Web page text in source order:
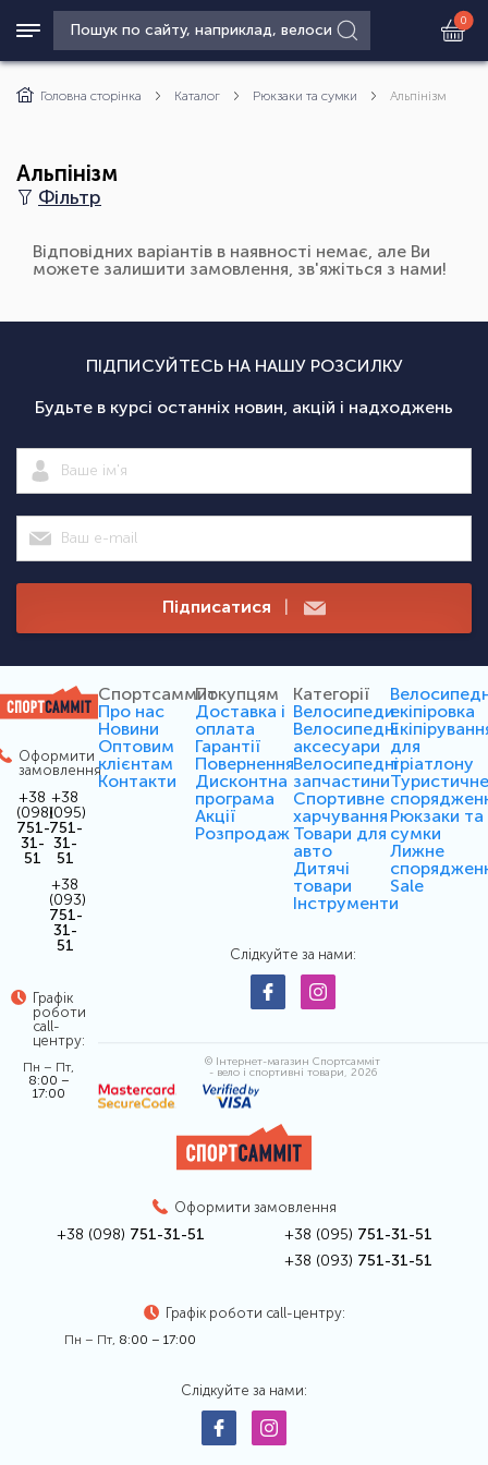
0
Головна сторінка Каталог Рюкзаки та сумки Альпінізм
Альпінізм
Фільтр
Відповідних варіантів в наявності немає, але Ви
можете залишити замовлення, зв'яжіться з нами!
ПІДПИСУЙТЕСЬ НА НАШУ РОЗСИЛКУ
Будьте в курсі останніх новин, акцій і надходжень
Підписатися |
Оформити
замовлення
+38
(098)
751-
31-
51
+38
(095)
751-
31-
51
+38
(093)
751-
31-
51
Графік
роботи
call-
центру:
Пн – Пт,
8:00 –
17:00
Спортсаммит
Про нас
Новини
Оптовим
клієнтам
Контакти
Покупцям
Доставка і
оплата
Гарантії
Повернення
Дисконтна
програма
Акції
Розпродаж
Категорії
Велосипеди
Велосипедні
аксесуари
Велосипедні
запчастини
Спортивне
харчування
Товари для
авто
Дитячі
товари
Інструменти
екіпіровка
для
тріатлону
Рюкзаки та
сумки
Лижне
Sale
Слідкуйте за нами:
© Інтернет-магазин Спортсамміт
- вело і спортивні товари, 2026
Оформити замовлення
+38 (098) 751-31-51 +38 (095) 751-31-51
+38 (093) 751-31-51
Графік роботи call-центру:
Пн – Пт, 8:00 – 17:00
Слідкуйте за нами: